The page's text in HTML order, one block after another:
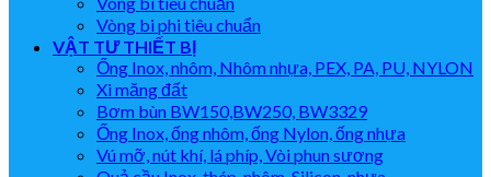
Vòng bi phi tiêu chuẩn
VẬT TƯ THIẾT BỊ
Ống Inox, nhôm, Nhôm nhựa, PEX, PA, PU, NYLON
Xi măng đất
Bơm bùn BW150,BW250, BW3329
Ống Inox, ống nhôm, ống Nylon, ống nhựa
Vú mỡ, nút khí, lá phíp, Vòi phun sương